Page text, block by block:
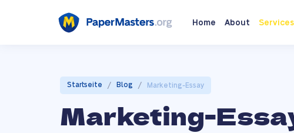
Home About Services
Startseite / Blog / Marketing-Essay
Marketing-